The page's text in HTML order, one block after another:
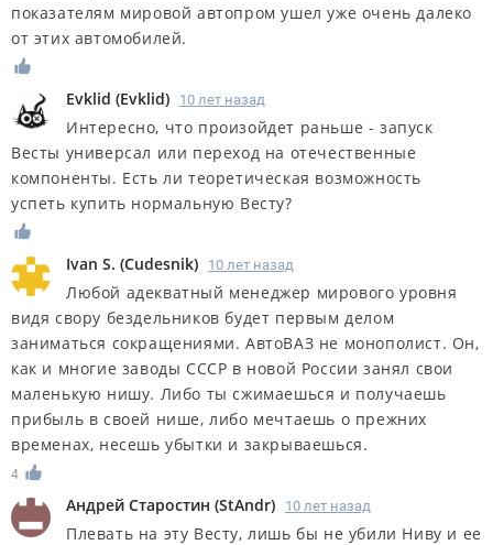
показателям мировой автопром ушел уже очень далеко
от этих автомобилей.
Evklid (Evklid) 10 лет назад
Интересно, что произойдет раньше - запуск
Весты универсал или переход на отечественные
компоненты. Есть ли теоретическая возможность
успеть купить нормальную Весту?
Ivan S. (Cudesnik) 10 лет назад
Любой адекватный менеджер мирового уровня
видя свору бездельников будет первым делом
заниматься сокращениями. АвтоВАЗ не монополист. Он,
как и многие заводы СССР в новой России занял свои
маленькую нишу. Либо ты сжимаешься и получаешь
прибыль в своей нише, либо мечтаешь о прежних
временах, несешь убытки и закрываешься.
4
Андрей Старостин (StAndr) 10 лет назад
Плевать на эту Весту, лишь бы не убили Ниву и ее